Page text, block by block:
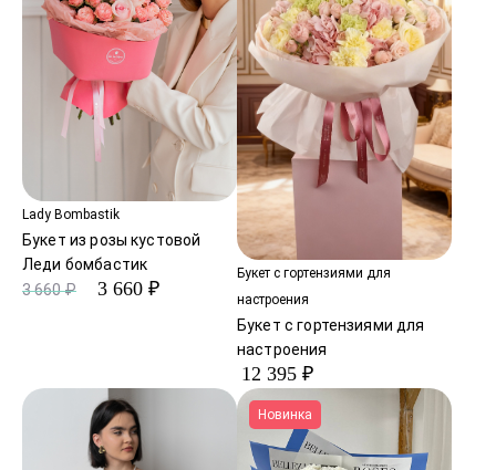
Lady Bombastik
Букет из розы кустовой
Леди бомбастик
3 660 ₽
3 660 ₽
Букет с гортензиями для
настроения
Букет с гортензиями для
настроения
12 395 ₽
Новинка